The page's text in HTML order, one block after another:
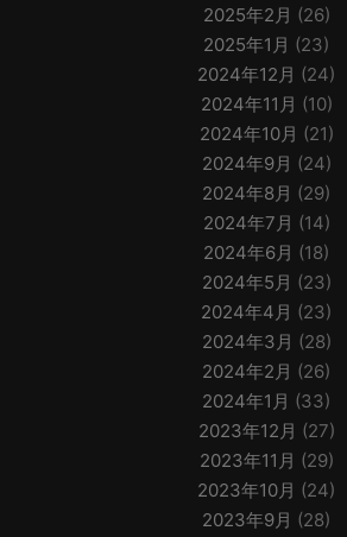
2025年2月 (26)
2025年1月 (23)
2024年12月 (24)
2024年11月 (10)
2024年10月 (21)
2024年9月 (24)
2024年8月 (29)
2024年7月 (14)
2024年6月 (18)
2024年5月 (23)
2024年4月 (23)
2024年3月 (28)
2024年2月 (26)
2024年1月 (33)
2023年12月 (27)
2023年11月 (29)
2023年10月 (24)
2023年9月 (28)